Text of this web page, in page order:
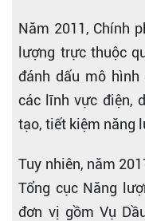
Năm 2011, Chính
lượng trực thuộc
đánh dấu mô
các lĩnh vực điện,
tạo, tiết kiệm năng
Tuy nhiên, năm
Tổng cục Năng
đơn vị gồm Vụ